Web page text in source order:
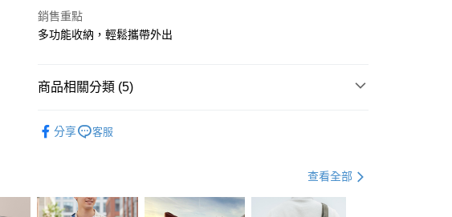
台灣樂天信用卡公司
大哥付你分期
相關說明
2.付款方式選擇「大哥付你分期」，訂單成立後會自動跳轉到大哥付的交易
3.實際核准額度、可分期數及費用金額請依後續交易確認頁面所載為準。
1.分期款項不併入電信帳單，「大哥付你分期」於每月結算日後寄送繳費提
每筆NT$100，滿NT$1,000(含以上)免運費
銷售重點
多功能收納，輕鬆攜帶外出
商品相關分類 (5)
⭐ 精選活動 💡 背包提袋｜回饋 2%
分享 客服
查看全部